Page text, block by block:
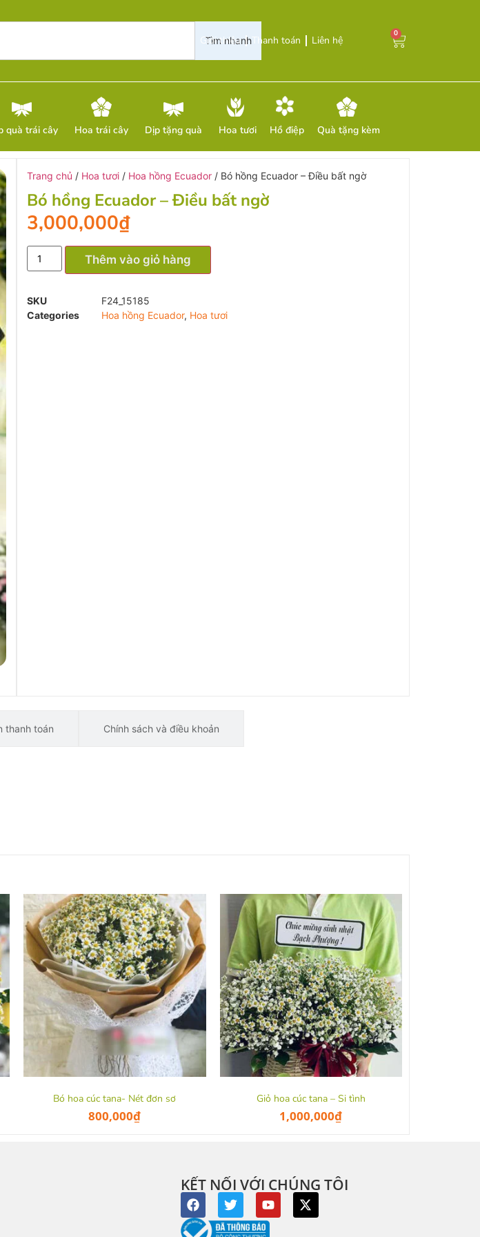
Tìm nhanh
Giới thiệu Thanh toán Liên hệ
0
quà trái cây Hoa trái cây Dịp tặng quà Hoa tươi Hồ điệp Quà tặng kèm
Trang chủ / Hoa tươi / Hoa hồng Ecuador / Bó hồng Ecuador – Điều bất ngờ
Bó hồng Ecuador – Điều bất ngờ
3,000,000₫
Thêm vào giỏ hàng
SKU
F24_15185
Categories
Hoa hồng Ecuador, Hoa tươi
thanh toán Chính sách và điều khoản
Bó hoa cúc tana- Nét đơn sơ
800,000₫
Giỏ hoa cúc tana – Si tình
1,000,000₫
KẾT NỐI VỚI CHÚNG TÔI